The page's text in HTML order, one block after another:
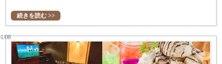
続きを読む >>
08